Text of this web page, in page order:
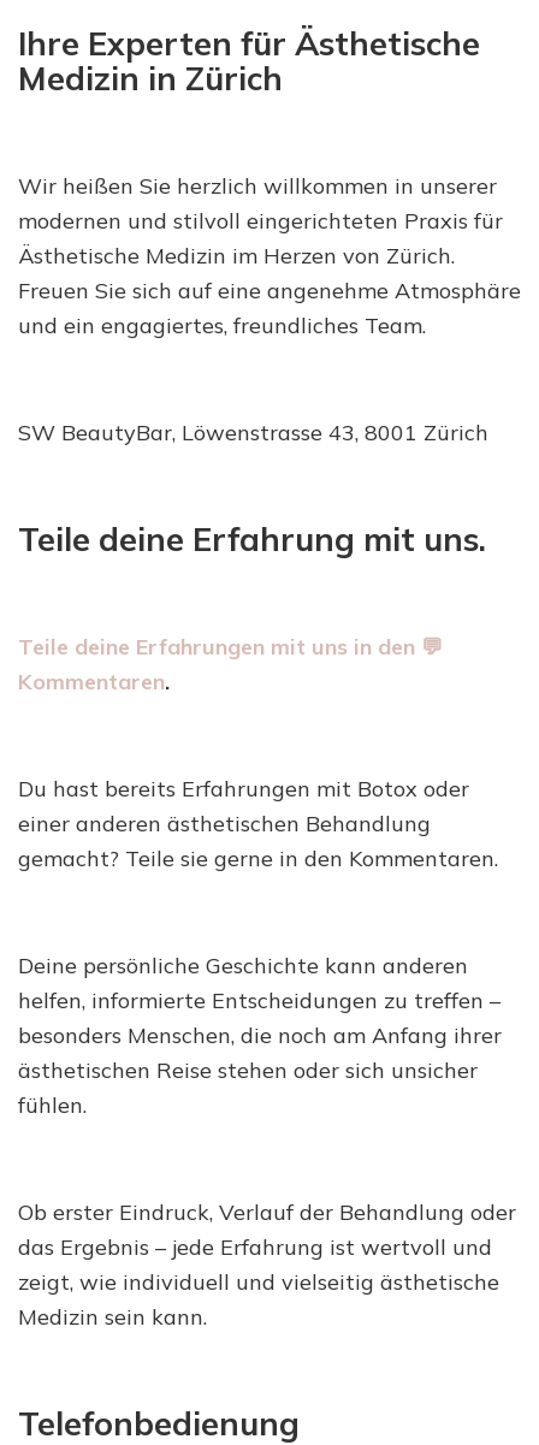
Ihre Experten für Ästhetische
Medizin in Zürich
Wir heißen Sie herzlich willkommen in unserer
modernen und stilvoll eingerichteten Praxis für
Ästhetische Medizin im Herzen von Zürich.
Freuen Sie sich auf eine angenehme Atmosphäre
und ein engagiertes, freundliches Team.
SW BeautyBar, Löwenstrasse 43, 8001 Zürich
Teile deine Erfahrung mit uns.
Teile deine Erfahrungen mit uns in den 💬
Kommentaren.
Du hast bereits Erfahrungen mit Botox oder
einer anderen ästhetischen Behandlung
gemacht? Teile sie gerne in den Kommentaren.
Deine persönliche Geschichte kann anderen
helfen, informierte Entscheidungen zu treffen –
besonders Menschen, die noch am Anfang ihrer
ästhetischen Reise stehen oder sich unsicher
fühlen.
Ob erster Eindruck, Verlauf der Behandlung oder
das Ergebnis – jede Erfahrung ist wertvoll und
zeigt, wie individuell und vielseitig ästhetische
Medizin sein kann.
Telefonbedienung